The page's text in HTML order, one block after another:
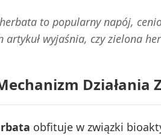
to popularny napój,
artykuł wyjaśnia, czy zielona
obfituje w związki